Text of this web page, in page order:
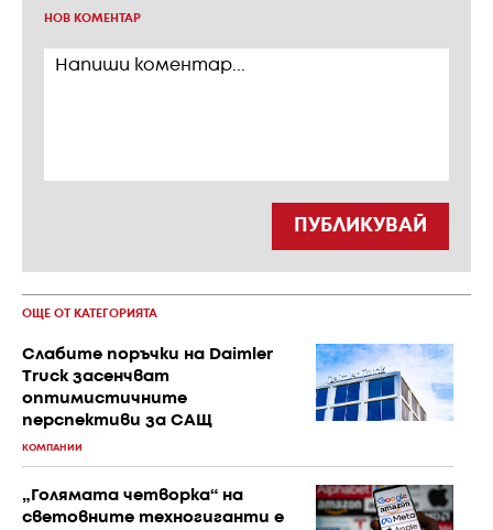
НОВ КОМЕНТАР
ПУБЛИКУВАЙ
ОЩЕ ОТ КАТЕГОРИЯТА
Слабите поръчки на Daimler
Truck засенчват
оптимистичните
перспективи за САЩ
КОМПАНИИ
„Голямата четворка“ на
световните техногиганти е